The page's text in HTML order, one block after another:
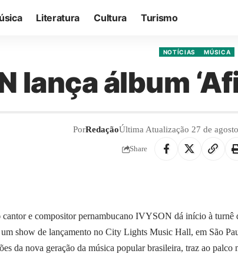
Literatura Cultura Turismo
NOTÍCIAS MÚSICA
lança álbum
PorRedaçãoÚltima Atualização 27 de
Share
cantor e compositor pernambucano IVYSON dá início à turnê
show de lançamento no City Lights Music Hall, em São
da nova geração da música popular brasileira, traz ao palco